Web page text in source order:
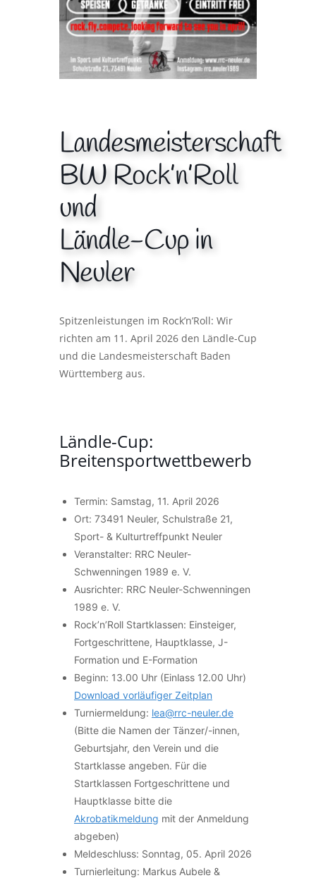
Landesmeisterschaft
BW Rock’n’Roll
und
Ländle-Cup in
Neuler
Spitzenleistungen im Rock’n’Roll: Wir
richten am 11. April 2026 den Ländle-Cup
und die Landesmeisterschaft Baden
Württemberg aus.
Ländle-Cup:
Breitensportwettbewerb
Termin: Samstag, 11. April 2026
Ort: 73491 Neuler, Schulstraße 21,
Sport- & Kulturtreffpunkt Neuler
Veranstalter: RRC Neuler-
Schwenningen 1989 e. V.
Ausrichter: RRC Neuler-Schwenningen
1989 e. V.
Rock’n’Roll Startklassen: Einsteiger,
Fortgeschrittene, Hauptklasse, J-
Formation und E-Formation
Beginn: 13.00 Uhr (Einlass 12.00 Uhr)
Download vorläufiger Zeitplan
Turniermeldung: lea@rrc-neuler.de
(Bitte die Namen der Tänzer/-innen,
Geburtsjahr, den Verein und die
Startklasse angeben. Für die
Startklassen Fortgeschrittene und
Hauptklasse bitte die
Akrobatikmeldung mit der Anmeldung
abgeben)
Meldeschluss: Sonntag, 05. April 2026
Turnierleitung: Markus Aubele &